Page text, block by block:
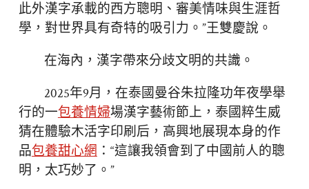
此外漢字承載的西方聰明、審美情味與生涯哲
學，對世界具有奇特的吸引力。”王雙慶說。
在海內，漢字帶來分歧文明的共識。
2025年9月，在泰國曼谷朱拉隆功年夜學舉
行的一包養情婦場漢字藝術節上，泰國粹生威
猜在體驗木活字印刷后，高興地展現本身的作
品包養甜心網 ：“這讓我領會到了中國前人的聰
明，太巧妙了。”